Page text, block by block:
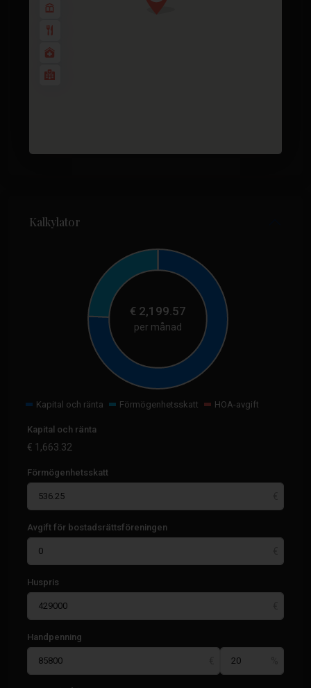
Kalkylator
€ 2,199.57
per månad
Kapital och ränta Förmögenhetsskatt HOA-avgift
Kapital och ränta
€ 1,663.32
Förmögenhetsskatt
Avgift för bostadsrättsföreningen
Huspris
Handpenning